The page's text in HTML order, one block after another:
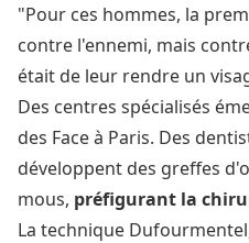
"Pour ces hommes, la
contre l'ennemi, mais
était de leur rendre un
Des centres spécialisés
des Face à Paris. Des
développent des greffes
mous, préfigurant la
La technique